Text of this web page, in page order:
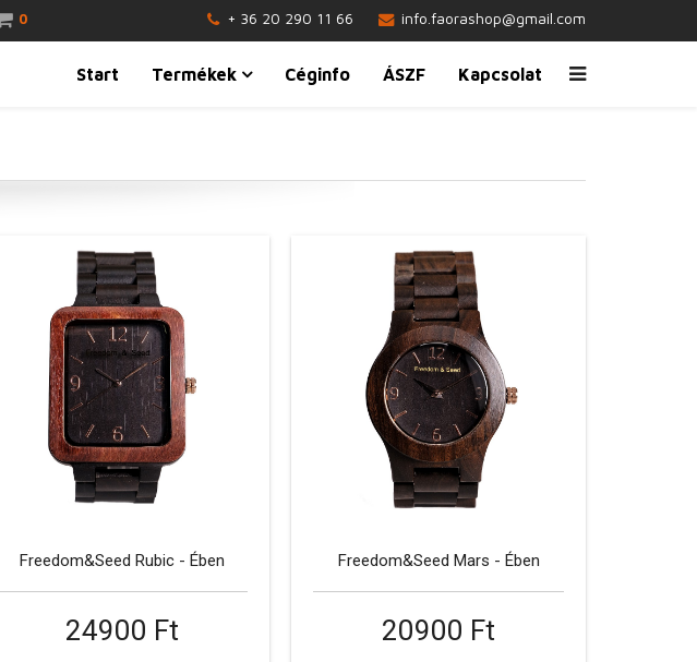
0 + 36 20 290 11 66 info.faorashop@gmail.com
Start Termékek Céginfo ÁSZF Kapcsolat
Freedom&Seed Rubic - Ében
24900 Ft
Freedom&Seed Mars - Ében
20900 Ft